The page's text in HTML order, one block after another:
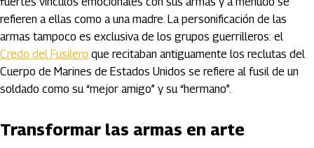
refieren a ellas como a una madre. La personificación de las
armas tampoco es exclusiva de los grupos guerrilleros: el
Credo del Fusilero que recitaban antiguamente los reclutas del
Cuerpo de Marines de Estados Unidos se refiere al fusil de un
soldado como su “mejor amigo” y su “hermano”.
Transformar las armas en arte